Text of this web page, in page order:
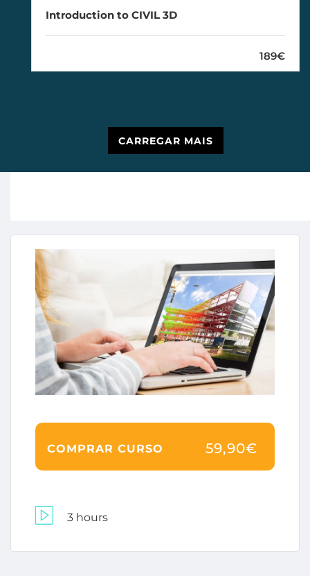
Introduction to CIVIL 3D
189€
CARREGAR MAIS
COMPRAR CURSO 59,90€
3 hours